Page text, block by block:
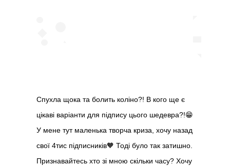
Спухла щока та болить коліно?! В кого ще є
цікаві варіанти для підпису цього шедевра?!😁 ⠀
У мене тут маленька творча криза, хочу назад
свої 4тис підписників🧡 Тоді було так затишно. ⠀
Признавайтесь хто зі мною скільки часу? Хочу